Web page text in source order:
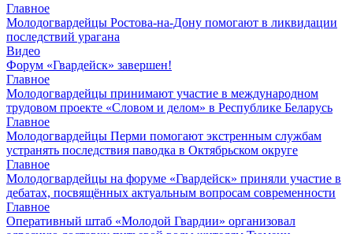
Главное
Молодогвардейцы Ростова-на-Дону помогают в ликвидации
последствий урагана
Видео
Форум «Гвардейск» завершен!
Главное
Молодогвардейцы принимают участие в международном
трудовом проекте «Словом и делом» в Республике Беларусь
Главное
Молодогвардейцы Перми помогают экстренным службам
устранять последствия паводка в Октябрьском округе
Главное
Молодогвардейцы на форуме «Гвардейск» приняли участие в
дебатах, посвящённых актуальным вопросам современности
Главное
Оперативный штаб «Молодой Гвардии» организовал